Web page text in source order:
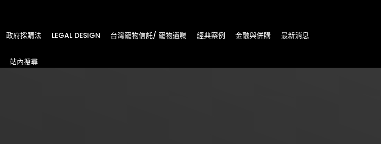
政府採購法 LEGAL DESIGN 台灣寵物信託/ 寵物遺囑 經典案例 金融與併購 最新消息
站內搜尋